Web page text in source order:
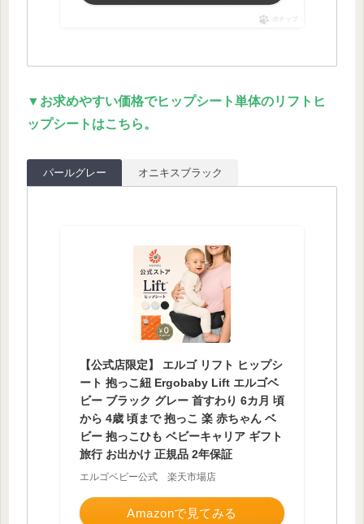
ポチップ
▼お求めやすい価格でヒップシート単体のリフトヒ
ップシートはこちら。
パールグレー オニキスブラック
【公式店限定】 エルゴ リフト ヒップシ
ート 抱っこ紐 Ergobaby Lift エルゴベ
ビー ブラック グレー 首すわり 6カ月 頃
から 4歳 頃まで 抱っこ 楽 赤ちゃん ベ
ビー 抱っこひも ベビーキャリア ギフト
旅行 お出かけ 正規品 2年保証
エルゴベビー公式 楽天市場店
Amazonで見てみる